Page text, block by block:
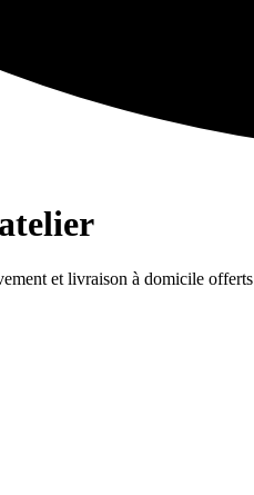
et livraison à domicile offerts